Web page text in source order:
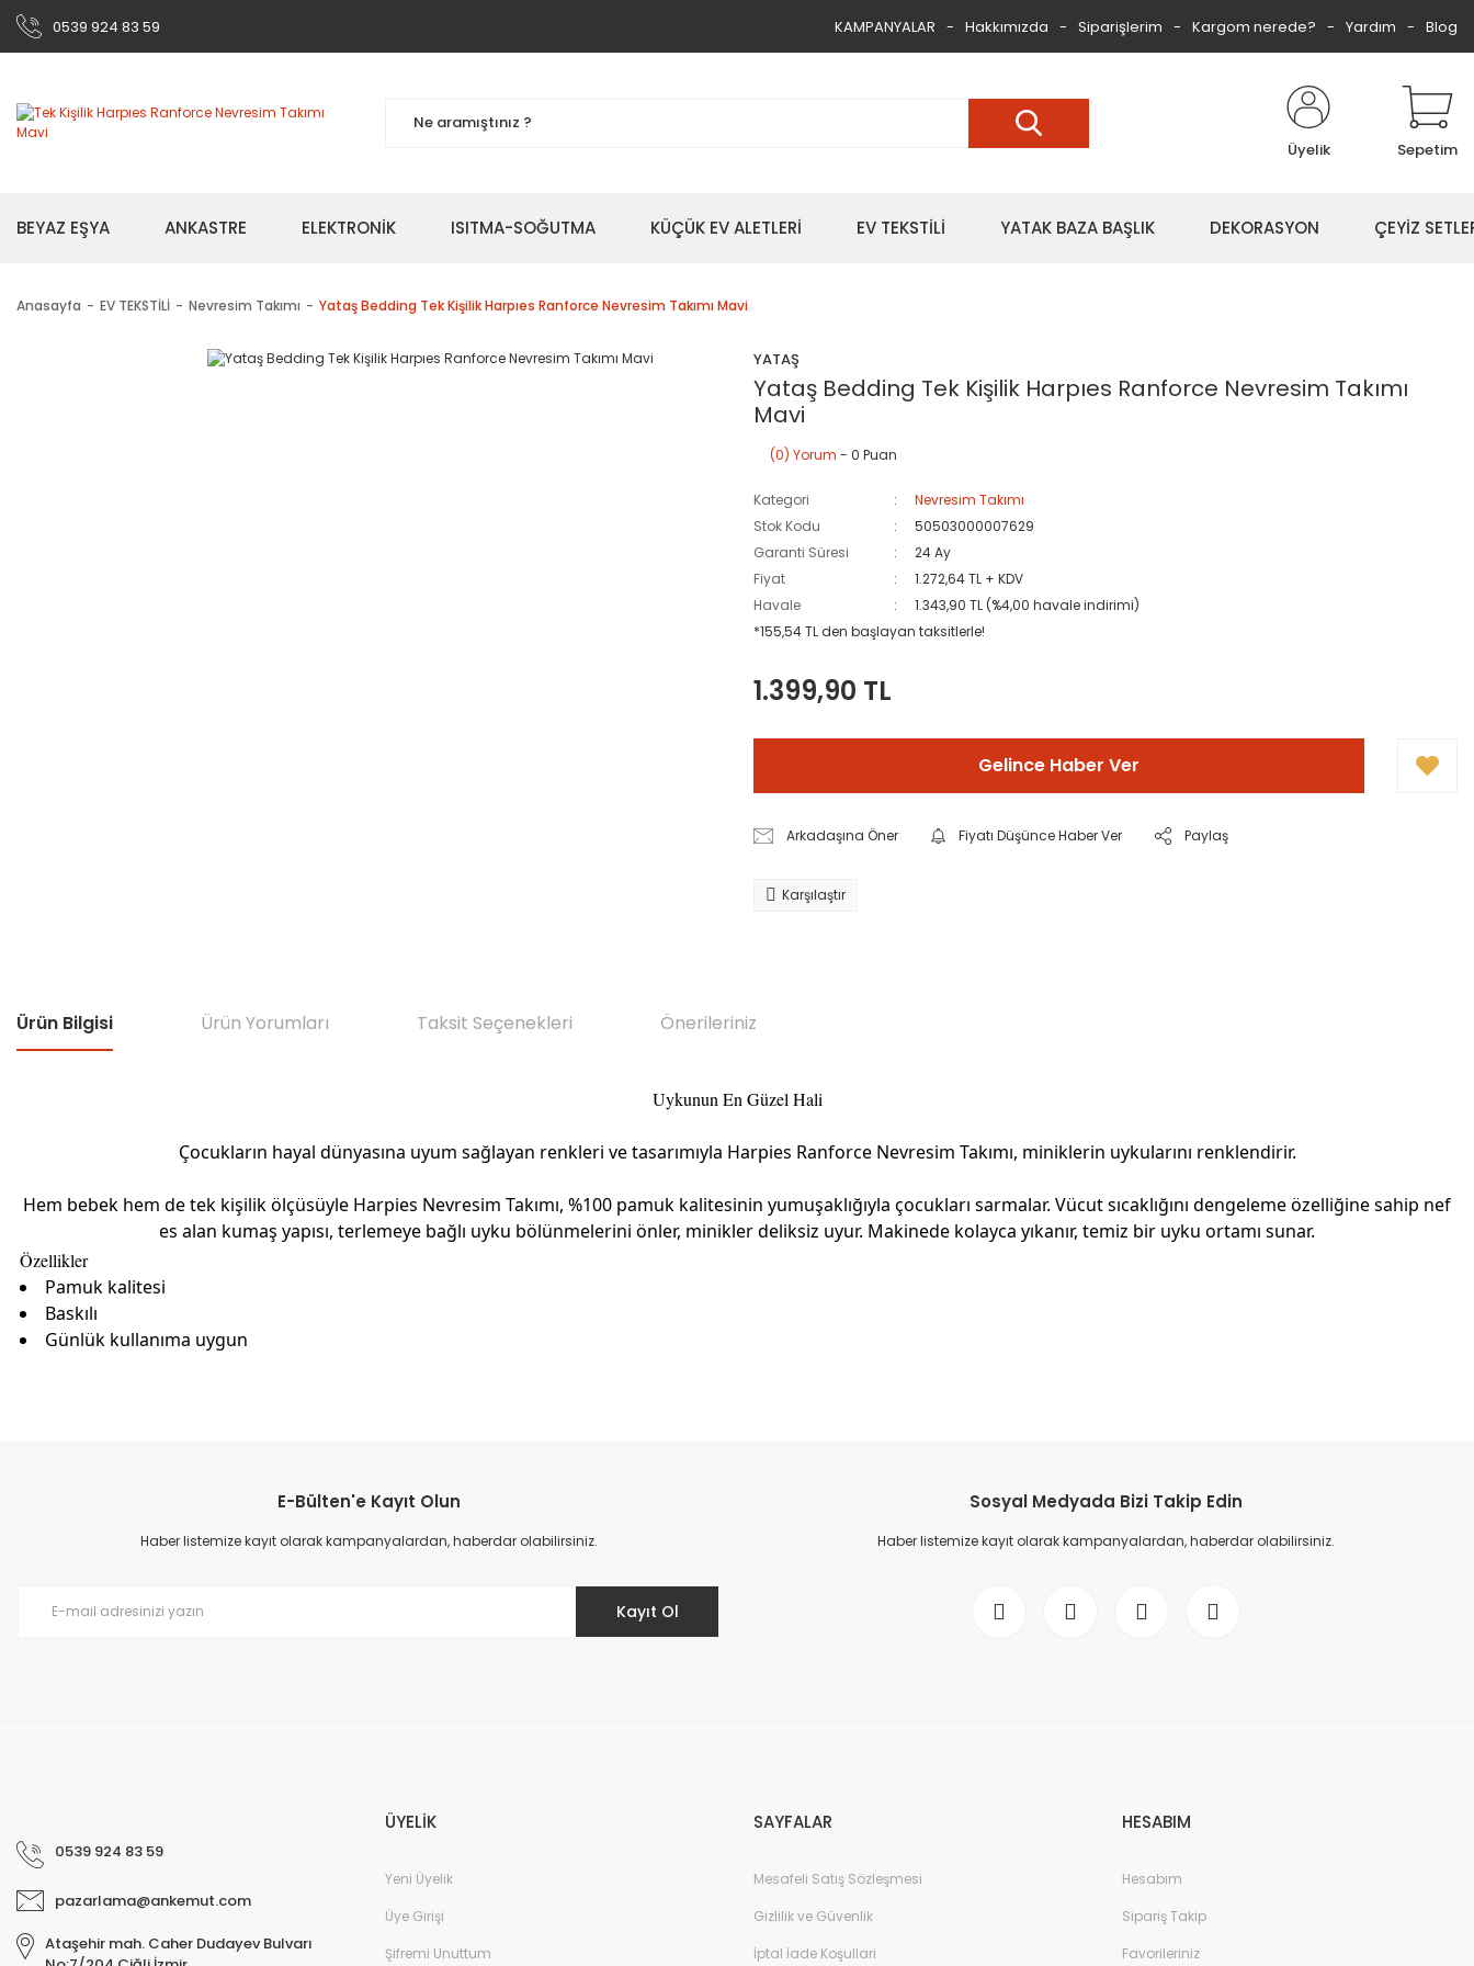
0539 924 83 59 KAMPANYALAR Hakkımızda Siparişlerim Kargom nerede? Yardım Blog
Üyelik Sepetim
BEYAZ EŞYA ANKASTRE ELEKTRONİK ISITMA-SOĞUTMA KÜÇÜK EV ALETLERİ EV TEKSTİLİ YATAK BAZA BAŞLIK DEKORASYON ÇEYİZ
Anasayfa EV TEKSTİLİ Nevresim Takımı Yataş Bedding Tek Kişilik Harpıes Ranforce Nevresim Takımı Mavi
YATAŞ
Yataş Bedding Tek Kişilik Harpıes Ranforce Nevresim Takımı
Mavi
(0) Yorum - 0 Puan
Kategori
Nevresim Takımı
Stok Kodu
50503000007629
Garanti Süresi
24 Ay
Fiyat
1.272,64 TL + KDV
Havale
1.343,90 TL (%4,00 havale indirimi)
*155,54 TL den başlayan taksitlerle!
1.399,90 TL
Gelince Haber Ver
Arkadaşına Öner Fiyatı Düşünce Haber Ver Paylaş
Karşılaştır
Ürün Bilgisi Ürün Yorumları Taksit Seçenekleri Önerileriniz
Uykunun En Güzel Hali
Çocukların hayal dünyasına uyum sağlayan renkleri ve tasarımıyla Harpies Ranforce Nevresim Takımı, miniklerin uykularını renklendirir.
Hem bebek hem de tek kişilik ölçüsüyle Harpies Nevresim Takımı, %100 pamuk kalitesinin yumuşaklığıyla çocukları sarmalar. Vücut sıcaklığını dengeleme özelliğine sahip nef
es alan kumaş yapısı, terlemeye bağlı uyku bölünmelerini önler, minikler deliksiz uyur. Makinede kolayca yıkanır, temiz bir uyku ortamı sunar.
Özellikler
Pamuk kalitesi
Baskılı
Günlük kullanıma uygun
Ürün resmi kalitesiz, bozuk veya görüntülenemiyor.
Ürün açıklamasında eksik bilgiler bulunuyor.
E-Bülten'e Kayıt Olun
Haber listemize kayıt olarak kampanyalardan, haberdar olabilirsiniz.
Kayıt Ol
Sosyal Medyada Bizi Takip Edin
Haber listemize kayıt olarak kampanyalardan, haberdar olabilirsiniz.
0539 924 83 59
pazarlama@ankemut.com
Ataşehir mah. Caher Dudayev Bulvarı
ÜYELİK
Yeni Üyelik
Üye Girişi
Şifremi Unuttum
SAYFALAR
Mesafeli Satış Sözleşmesi
Gizlilik ve Güvenlik
İptal İade Koşullari
HESABIM
Hesabım
Sipariş Takip
Favorileriniz